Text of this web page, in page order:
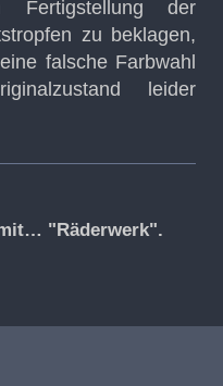
der
zu beklagen,
falsche Farbwahl
leider
"Räderwerk".